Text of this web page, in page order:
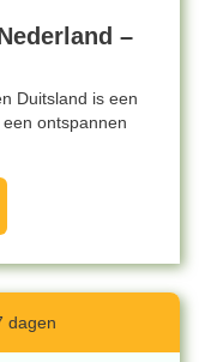
–
Duitsland is een
ontspannen
dagen